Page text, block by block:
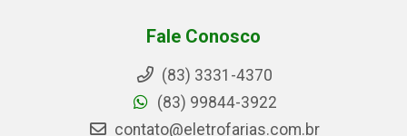
Fale Conosco
(83) 3331-4370
(83) 99844-3922
contato@eletrofarias.com.br